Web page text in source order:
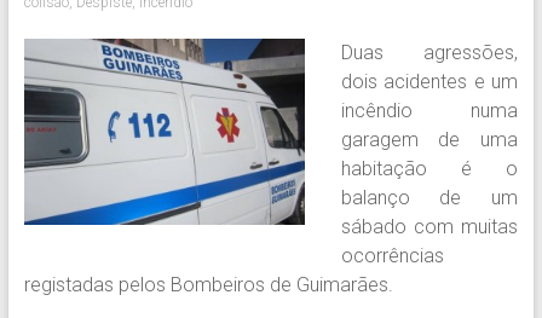
Duas agressões,
dois acidentes e um
incêndio numa
garagem de uma
habitação é o
balanço de um
sábado com muitas
ocorrências
registadas pelos Bombeiros de Guimarães.